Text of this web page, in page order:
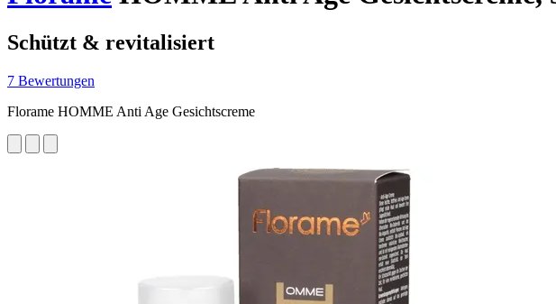
Schützt & revitalisiert
7 Bewertungen
Florame HOMME Anti Age Gesichtscreme